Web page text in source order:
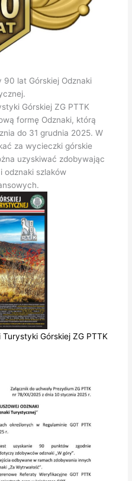
lat Górskiej Odznaki
Górskiej ZG PTTK
formę Odznaki, którą
do 31 grudnia 2025. W
za wycieczki górskie
uzyskiwać zdobywając
odznaki szlaków
Górskiej ZG PTTK